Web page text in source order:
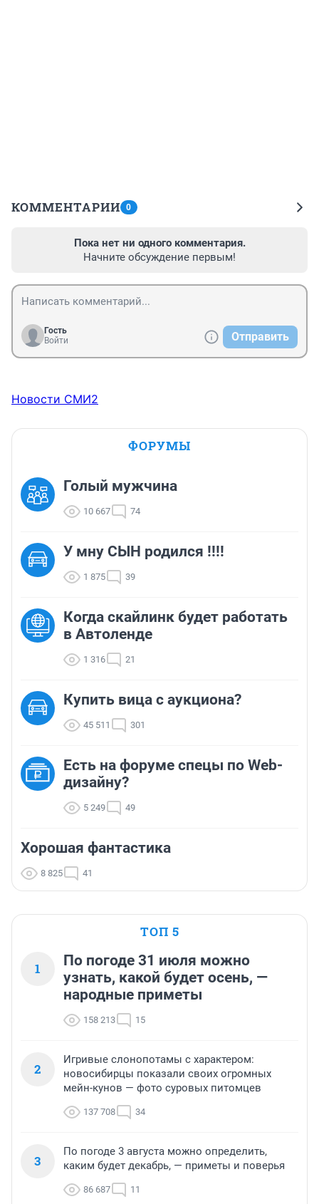
КОММЕНТАРИИ 0
Пока нет ни одного комментария.
Начните обсуждение первым!
Гость
Войти
Отправить
Новости СМИ2
ФОРУМЫ
Голый мужчина
10 667 74
У мну СЫН родился !!!!
1 875 39
Когда скайлинк будет работать
в Автоленде
1 316 21
Купить вица с аукциона?
45 511 301
Есть на форуме спецы по Web-
дизайну?
5 249 49
Хорошая фантастика
8 825 41
ТОП 5
1
По погоде 31 июля можно
узнать, какой будет осень, —
народные приметы
158 213 15
2
Игривые слонопотамы с характером:
новосибирцы показали своих огромных
мейн-кунов — фото суровых питомцев
137 708 34
3
По погоде 3 августа можно определить,
каким будет декабрь, — приметы и поверья
86 687 11